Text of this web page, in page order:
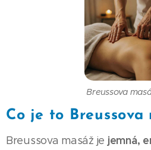
Breussova
Co je to Breussova
Breussova masáž je jemná,